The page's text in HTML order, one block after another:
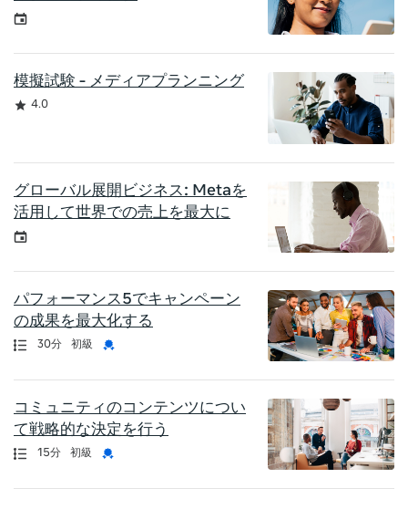
イベント
模擬試験 - メディアプランニング
評価4.0
グローバル展開ビジネス: Metaを
活用して世界での売上を最大に
イベント
パフォーマンス5でキャンペーン
の成果を最大化する
認定資格
長さ 30分 初級
資格証明書
コミュニティのコンテンツについ
て戦略的な決定を行う
認定資格
長さ 15分 初級
資格証明書